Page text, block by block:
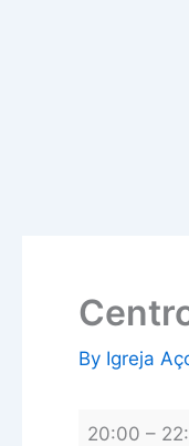
By Igreja
Pico
20:00 –